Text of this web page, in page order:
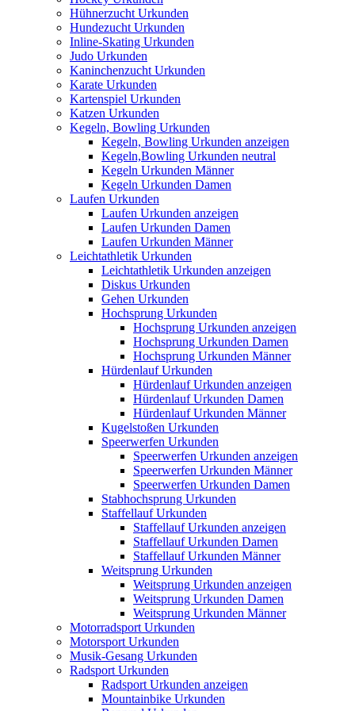
Hühnerzucht Urkunden
Hundezucht Urkunden
Inline-Skating Urkunden
Judo Urkunden
Kaninchenzucht Urkunden
Karate Urkunden
Kartenspiel Urkunden
Katzen Urkunden
Kegeln, Bowling Urkunden
Kegeln, Bowling Urkunden anzeigen
Kegeln,Bowling Urkunden neutral
Kegeln Urkunden Männer
Kegeln Urkunden Damen
Laufen Urkunden
Laufen Urkunden anzeigen
Laufen Urkunden Damen
Laufen Urkunden Männer
Leichtathletik Urkunden
Leichtathletik Urkunden anzeigen
Diskus Urkunden
Gehen Urkunden
Hochsprung Urkunden
Hochsprung Urkunden anzeigen
Hochsprung Urkunden Damen
Hochsprung Urkunden Männer
Hürdenlauf Urkunden
Hürdenlauf Urkunden anzeigen
Hürdenlauf Urkunden Damen
Hürdenlauf Urkunden Männer
Kugelstoßen Urkunden
Speerwerfen Urkunden
Speerwerfen Urkunden anzeigen
Speerwerfen Urkunden Männer
Speerwerfen Urkunden Damen
Stabhochsprung Urkunden
Staffellauf Urkunden
Staffellauf Urkunden anzeigen
Staffellauf Urkunden Damen
Staffellauf Urkunden Männer
Weitsprung Urkunden
Weitsprung Urkunden anzeigen
Weitsprung Urkunden Damen
Weitsprung Urkunden Männer
Motorradsport Urkunden
Motorsport Urkunden
Musik-Gesang Urkunden
Radsport Urkunden
Radsport Urkunden anzeigen
Mountainbike Urkunden